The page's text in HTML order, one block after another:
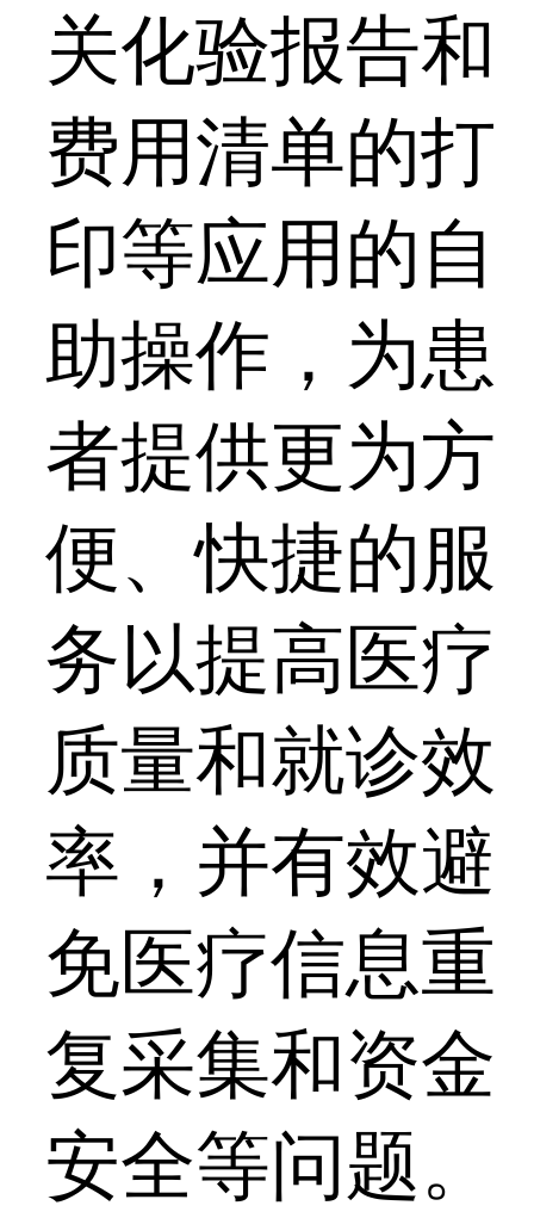
关化验报告和
费用清单的打
印等应用的自
助操作，为患
者提供更为方
便、快捷的服
务以提高医疗
质量和就诊效
率，并有效避
免医疗信息重
复采集和资金
安全等问题。